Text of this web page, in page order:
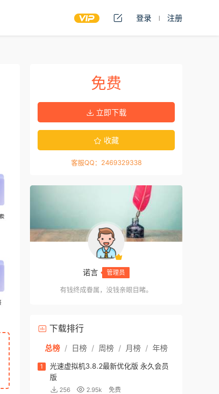
登录 注册
免费
立即下载
收藏
客服QQ：2469329338
诺言 管理员
有钱终成眷属，没钱亲眼目睹。
下载排行
总榜 / 日榜 / 周榜 / 月榜 / 年榜
1
光速虚拟机3.8.2最新优化版 永久会员
版
256 2.95k 免费